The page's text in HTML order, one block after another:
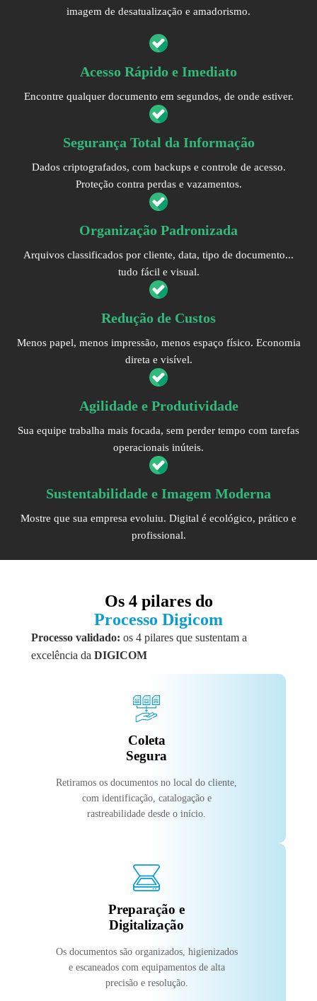
imagem de desatualização e amadorismo.
Acesso Rápido e Imediato
Encontre qualquer documento em segundos, de onde estiver.
Segurança Total da Informação
Dados criptografados, com backups e controle de acesso.
Proteção contra perdas e vazamentos.
Organização Padronizada
Arquivos classificados por cliente, data, tipo de documento...
tudo fácil e visual.
Redução de Custos
Menos papel, menos impressão, menos espaço físico. Economia
direta e visível.
Agilidade e Produtividade
Sua equipe trabalha mais focada, sem perder tempo com tarefas
operacionais inúteis.
Sustentabilidade e Imagem Moderna
Mostre que sua empresa evoluiu. Digital é ecológico, prático e
profissional.
Os 4 pilares do
Processo Digicom
Processo validado: os 4 pilares que sustentam a
excelência da DIGICOM
Coleta
Segura
Retiramos os documentos no local do cliente,
com identificação, catalogação e
rastreabilidade desde o início.
Preparação e
Digitalização
Os documentos são organizados, higienizados
e escaneados com equipamentos de alta
precisão e resolução.